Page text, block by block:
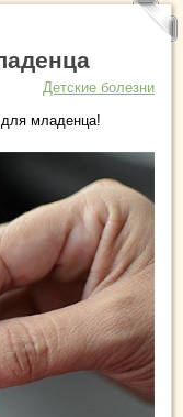
Детские болезни
младенца!